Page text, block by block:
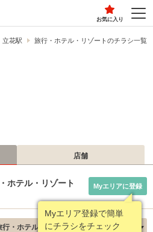
お気に入り
立花駅 旅行・ホテル・リゾートのチラシ一覧
店舗
ホテル・リゾート
Myエリア登録で簡単
にチラシをチェック
Myエリアに登録
行・ホテル・リゾート 新着順